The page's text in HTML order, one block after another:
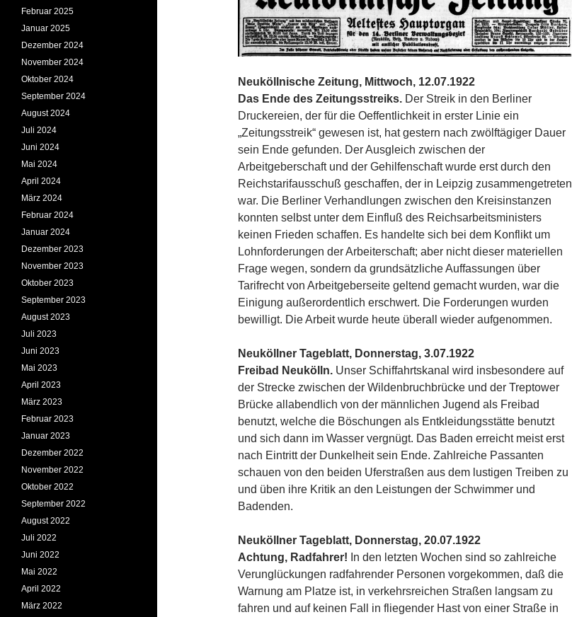
Neuköllnische Zeitung, Mittwoch, 12.07.1922
Das Ende des Zeitungsstreiks. Der Streik in den Berliner
Druckereien, der für die Oeffentlichkeit in erster Linie ein
„Zeitungsstreik“ gewesen ist, hat gestern nach zwölftägiger Dauer
sein Ende gefunden. Der Ausgleich zwischen der
Arbeitgeberschaft und der Gehilfenschaft wurde erst durch den
Reichstarifausschuß geschaffen, der in Leipzig zusammengetreten
war. Die Berliner Verhandlungen zwischen den Kreisinstanzen
konnten selbst unter dem Einfluß des Reichsarbeitsministers
keinen Frieden schaffen. Es handelte sich bei dem Konflikt um
Lohnforderungen der Arbeiterschaft; aber nicht dieser materiellen
Frage wegen, sondern da grundsätzliche Auffassungen über
Tarifrecht von Arbeitgeberseite geltend gemacht wurden, war die
Einigung außerordentlich erschwert. Die Forderungen wurden
bewilligt. Die Arbeit wurde heute überall wieder aufgenommen.
Neuköllner Tageblatt, Donnerstag, 3.07.1922
Freibad Neukölln. Unser Schiffahrtskanal wird insbesondere auf
der Strecke zwischen der Wildenbruchbrücke und der Treptower
Brücke allabendlich von der männlichen Jugend als Freibad
benutzt, welche die Böschungen als Entkleidungsstätte benutzt
und sich dann im Wasser vergnügt. Das Baden erreicht meist erst
nach Eintritt der Dunkelheit sein Ende. Zahlreiche Passanten
schauen von den beiden Uferstraßen aus dem lustigen Treiben zu
und üben ihre Kritik an den Leistungen der Schwimmer und
Badenden.
Neuköllner Tageblatt, Donnerstag, 20.07.1922
Achtung, Radfahrer! In den letzten Wochen sind so zahlreiche
Verunglückungen radfahrender Personen vorgekommen, daß die
Warnung am Platze ist, in verkehrsreichen Straßen langsam zu
fahren und auf keinen Fall in fliegender Hast von einer Straße in
Februar 2025
Januar 2025
Dezember 2024
November 2024
Oktober 2024
September 2024
August 2024
Juli 2024
Juni 2024
Mai 2024
April 2024
März 2024
Februar 2024
Januar 2024
Dezember 2023
November 2023
Oktober 2023
September 2023
August 2023
Juli 2023
Juni 2023
Mai 2023
April 2023
März 2023
Februar 2023
Januar 2023
Dezember 2022
November 2022
Oktober 2022
September 2022
August 2022
Juli 2022
Juni 2022
Mai 2022
April 2022
März 2022